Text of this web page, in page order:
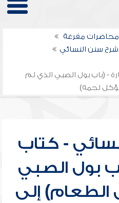
محاضرات مفرغة
سنن النسائي
- (باب بول الصبي الذي لم
لحمه)
- كتاب
بول الصبي
الطعام) إلى